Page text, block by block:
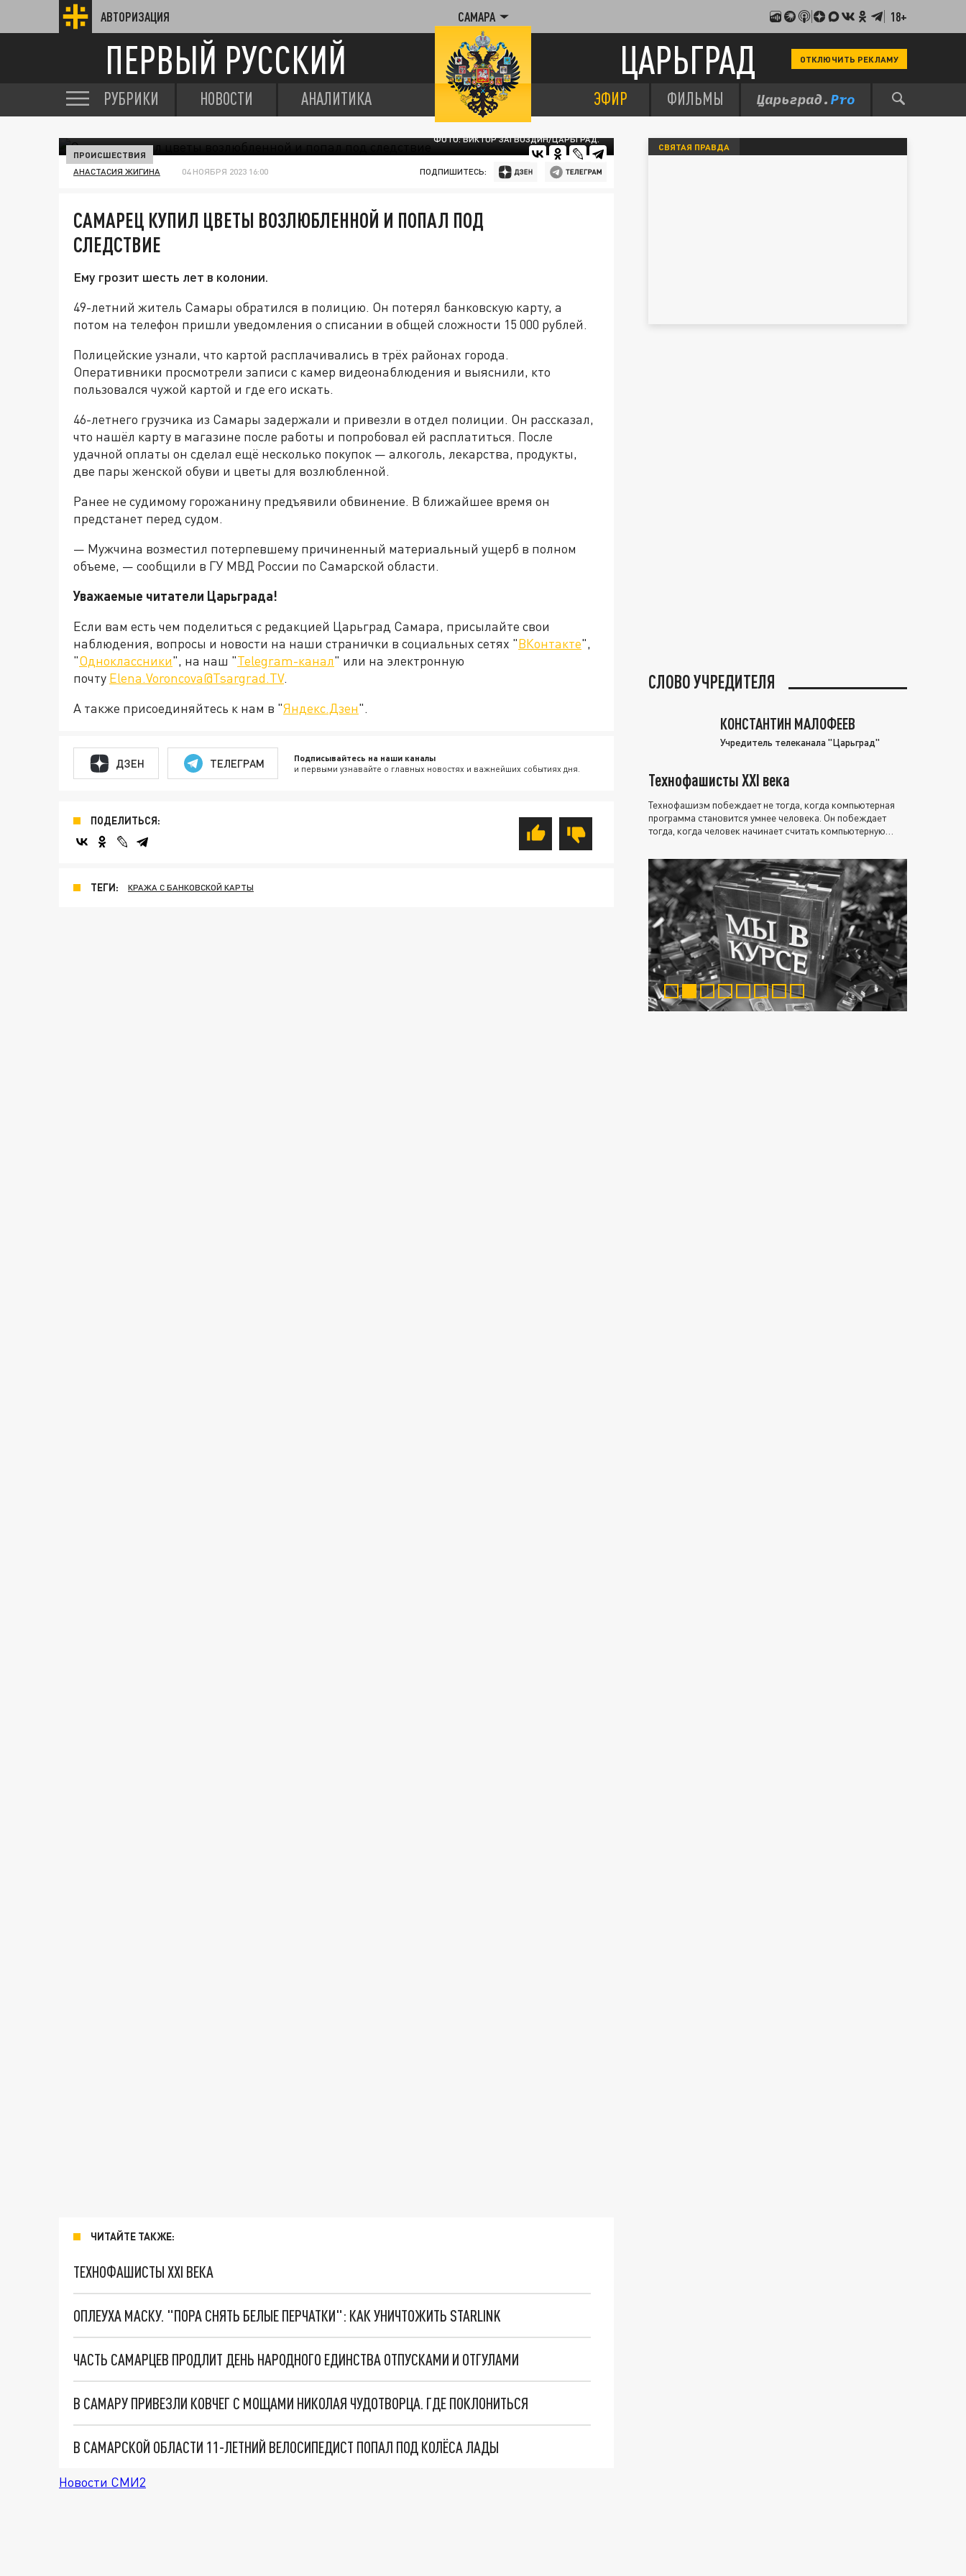
АВТОРИЗАЦИЯ САМАРА 18+
ПЕРВЫЙ РУССКИЙ ЦАРЬГРАД ОТКЛЮЧИТЬ РЕКЛАМУ
РУБРИКИ НОВОСТИ АНАЛИТИКА ЭФИР ФИЛЬМЫ
ФОТО: ВИКТОР ЗАГВОЗДИН/ЦАРЬГРАД.
ПРОИСШЕСТВИЯ
АНАСТАСИЯ ЖИГИНА 04 НОЯБРЯ 2023 16:00 ПОДПИШИТЕСЬ:
САМАРЕЦ КУПИЛ ЦВЕТЫ ВОЗЛЮБЛЕННОЙ И ПОПАЛ ПОД
СЛЕДСТВИЕ
Ему грозит шесть лет в колонии.
49-летний житель Самары обратился в полицию. Он потерял банковскую карту, а
потом на телефон пришли уведомления о списании в общей сложности 15 000 рублей.
Полицейские узнали, что картой расплачивались в трёх районах города.
Оперативники просмотрели записи с камер видеонаблюдения и выяснили, кто
пользовался чужой картой и где его искать.
46-летнего грузчика из Самары задержали и привезли в отдел полиции. Он рассказал,
что нашёл карту в магазине после работы и попробовал ей расплатиться. После
удачной оплаты он сделал ещё несколько покупок — алкоголь, лекарства, продукты,
две пары женской обуви и цветы для возлюбленной.
Ранее не судимому горожанину предъявили обвинение. В ближайшее время он
предстанет перед судом.
— Мужчина возместил потерпевшему причиненный материальный ущерб в полном
объеме, — сообщили в ГУ МВД России по Самарской области.
Уважаемые читатели Царьграда!
Если вам есть чем поделиться с редакцией Царьград Самара, присылайте свои
наблюдения, вопросы и новости на наши странички в социальных сетях "ВКонтакте",
"Одноклассники", на наш "Telegram-канал" или на электронную
почту Elena.Voroncova@Tsargrad.TV.
А также присоединяйтесь к нам в "Яндекс.Дзен".
ДЗЕН ТЕЛЕГРАМ Подписывайтесь на наши каналы
и первыми узнавайте о главных новостях и важнейших событиях дня.
ПОДЕЛИТЬСЯ:
ТЕГИ: КРАЖА С БАНКОВСКОЙ КАРТЫ
ЧИТАЙТЕ ТАКЖЕ:
ТЕХНОФАШИСТЫ XXI ВЕКА
ОПЛЕУХА МАСКУ. "ПОРА СНЯТЬ БЕЛЫЕ ПЕРЧАТКИ": КАК УНИЧТОЖИТЬ STARLINK
ЧАСТЬ САМАРЦЕВ ПРОДЛИТ ДЕНЬ НАРОДНОГО ЕДИНСТВА ОТПУСКАМИ И ОТГУЛАМИ
В САМАРУ ПРИВЕЗЛИ КОВЧЕГ С МОЩАМИ НИКОЛАЯ ЧУДОТВОРЦА. ГДЕ ПОКЛОНИТЬСЯ
В САМАРСКОЙ ОБЛАСТИ 11-ЛЕТНИЙ ВЕЛОСИПЕДИСТ ПОПАЛ ПОД КОЛЁСА ЛАДЫ
Новости СМИ2
СВЯТАЯ ПРАВДА
СЛОВО УЧРЕДИТЕЛЯ
КОНСТАНТИН МАЛОФЕЕВ
Учредитель телеканала "Царьград"
Технофашисты XXI века
Технофашизм побеждает не тогда, когда компьютерная
программа становится умнее человека. Он побеждает
тогда, когда человек начинает считать компьютерную